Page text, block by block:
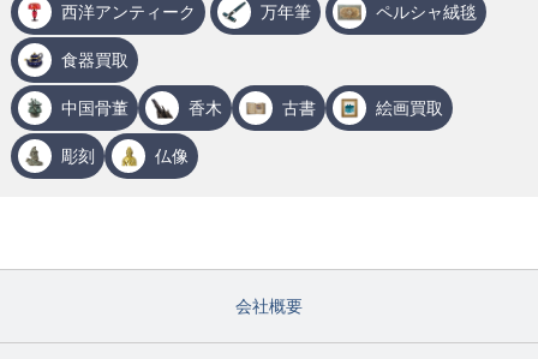
西洋アンティーク 万年筆 ペルシャ絨毯
食器買取
中国骨董 香木 古書 絵画買取
彫刻 仏像
会社概要